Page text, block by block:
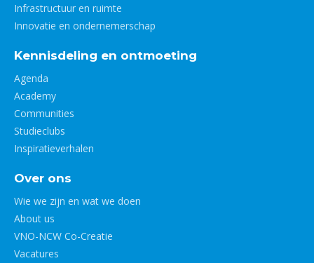
Infrastructuur en ruimte
Innovatie en ondernemerschap
Kennisdeling en ontmoeting
Agenda
Academy
Communities
Studieclubs
Inspiratieverhalen
Over ons
Wie we zijn en wat we doen
About us
VNO-NCW Co-Creatie
Vacatures